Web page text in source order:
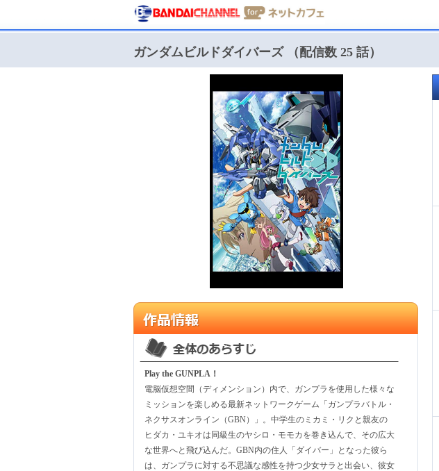
ガンダムビルドダイバーズ （配信数 25 話）
Play the GUNPLA！
電脳仮想空間（ディメンション）内で、ガンプラを使用した様々な
ミッションを楽しめる最新ネットワークゲーム「ガンプラバトル・
ネクサスオンライン（GBN）」。中学生のミカミ・リクと親友の
ヒダカ・ユキオは同級生のヤシロ・モモカを巻き込んで、その広大
な世界へと飛び込んだ。GBN内の住人「ダイバー」となった彼ら
は、ガンプラに対する不思議な感性を持つ少女サラと出会い、彼女